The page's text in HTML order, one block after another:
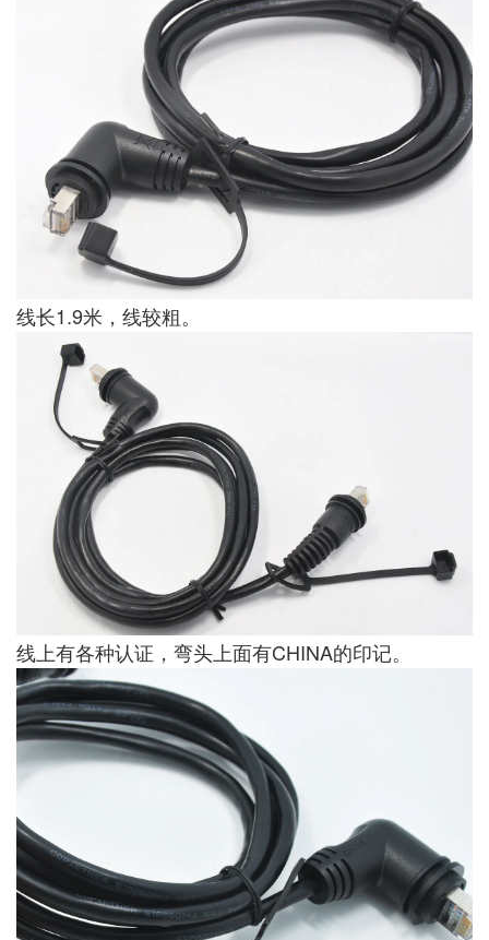
线长1.9米，线较粗。
线上有各种认证，弯头上面有CHINA的印记。